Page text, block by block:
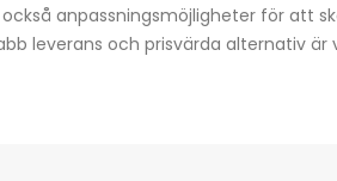
anpassningsmöjligheter för att
leverans och prisvärda alternativ